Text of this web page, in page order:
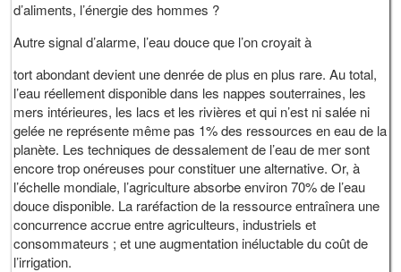
d’aliments, l’énergie des hommes ?
Autre signal d’alarme, l’eau douce que l’on croyait à
tort abondant devient une denrée de plus en plus rare. Au total,
l’eau réellement disponible dans les nappes souterraines, les
mers intérieures, les lacs et les rivières et qui n’est ni salée ni
gelée ne représente même pas 1% des ressources en eau de la
planète. Les techniques de dessalement de l’eau de mer sont
encore trop onéreuses pour constituer une alternative. Or, à
l’échelle mondiale, l’agriculture absorbe environ 70% de l’eau
douce disponible. La raréfaction de la ressource entraînera une
concurrence accrue entre agriculteurs, industriels et
consommateurs ; et une augmentation inéluctable du coût de
l’irrigation.